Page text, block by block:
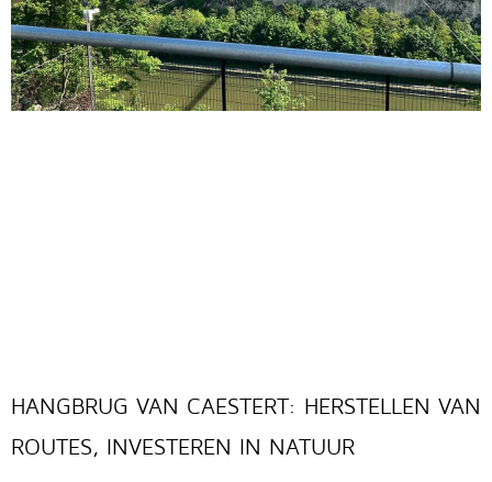
HANGBRUG VAN CAESTERT: HERSTELLEN VAN
ROUTES, INVESTEREN IN NATUUR